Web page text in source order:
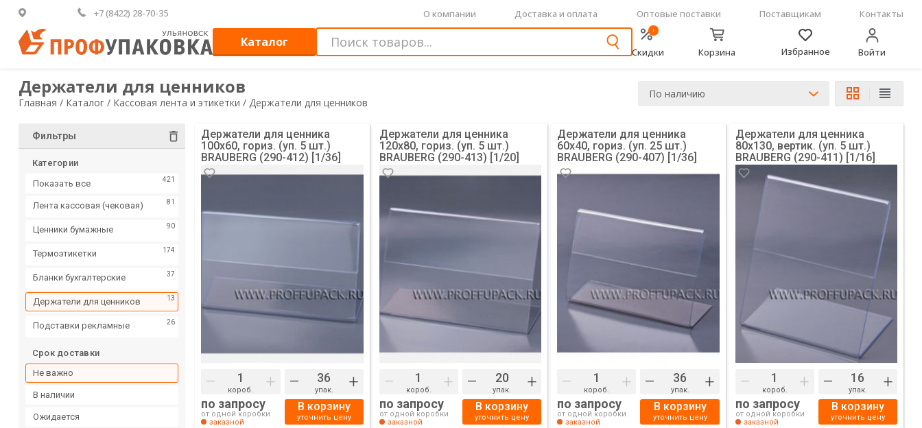
+7 (8422) 28-70-35 О компании Доставка и оплата Оптовые поставки Поставщикам Контакты
Каталог
!
Скидки Корзина Избранное Войти
Держатели для ценников
Главная / Каталог / Кассовая лента и этикетки / Держатели для ценников
По наличию
Фильтры
Категории
Показать все
421
Лента кассовая (чековая) 81
Ценники бумажные 90
Термоэтикетки 174
Бланки бухгалтерские 37
Держатели для ценников 13
Подставки рекламные 26
Срок доставки
Не важно
в наличии
ожидается
Держатели для ценника
100х60, гориз. (уп. 5 шт.)
BRAUBERG (290-412) [1/36]
– короб. + – упак. +
по запросу
от одной коробки
заказной
В корзину
уточнить цену
Держатели для ценника
120х80, гориз. (уп. 5 шт.)
BRAUBERG (290-413) [1/20]
– короб. + – упак. +
по запросу
от одной коробки
заказной
В корзину
уточнить цену
Держатели для ценника
60х40, гориз. (уп. 25 шт.)
BRAUBERG (290-407) [1/36]
– короб. + – упак. +
по запросу
от одной коробки
заказной
В корзину
уточнить цену
Держатели для ценника
80х130, вертик. (уп. 5 шт.)
BRAUBERG (290-411) [1/16]
– короб. + – упак. +
по запросу
от одной коробки
заказной
В корзину
уточнить цену